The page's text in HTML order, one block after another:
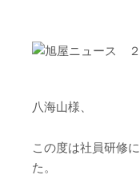
八海山様、
この度は社員研修
た。